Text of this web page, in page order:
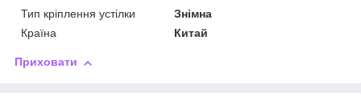
Тип кріплення устілки
Знімна
Країна
Китай
Приховати